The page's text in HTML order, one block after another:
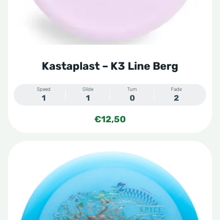
Kastaplast – K3 Line Berg
Speed
1
Glide
1
Turn
0
Fade
2
€12,50
productpagina
meerdere
variaties.